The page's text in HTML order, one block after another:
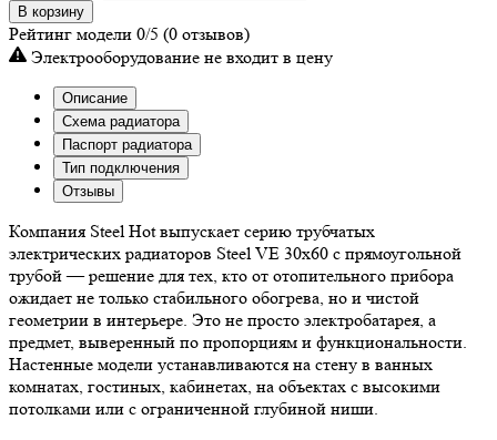
В корзину
Рейтинг модели 0/5 (0 отзывов)
Электрооборудование не входит в цену
Описание
Схема радиатора
Паспорт радиатора
Тип подключения
Отзывы
Компания Steel Hot выпускает серию трубчатых
электрических радиаторов Steel VE 30х60 с прямоугольной
трубой — решение для тех, кто от отопительного прибора
ожидает не только стабильного обогрева, но и чистой
геометрии в интерьере. Это не просто электробатарея, а
предмет, выверенный по пропорциям и функциональности.
Настенные модели устанавливаются на стену в ванных
комнатах, гостиных, кабинетах, на объектах с высокими
потолками или с ограниченной глубиной ниши.